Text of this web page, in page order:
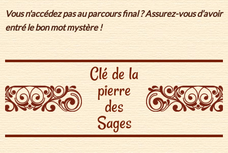
Vous n'accédez pas au parcours final ? Assurez-vous d’avoir
entré le bon mot mystère !
Clé de la
pierre
des
Sages